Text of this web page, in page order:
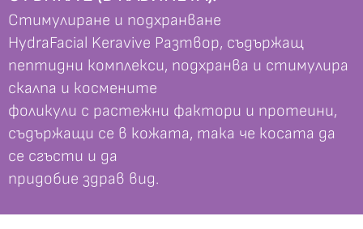
Стимулиране и подхранване
HydraFacial Keravive Разтвор, съдържащ
пептидни комплекси, подхранва и стимулира
скалпа и космените
фоликули с растежни фактори и протеини,
съдържащи се в кожата, така че косата да
се сгъсти и да
придобие здрав вид.